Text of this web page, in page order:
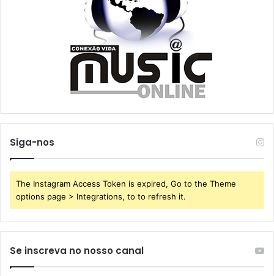
Siga-nos
The Instagram Access Token is expired, Go to the Theme
options page > Integrations, to to refresh it.
Se inscreva no nosso canal